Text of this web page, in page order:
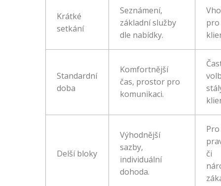
Krátké
setkání
Seznámení,
základní služby
dle nabídky.
pro
Standardní
doba
Komfortnější
čas, prostor pro
komunikaci.
Delší bloky
Výhodnější
sazby,
individuální
dohoda.
Pro
či